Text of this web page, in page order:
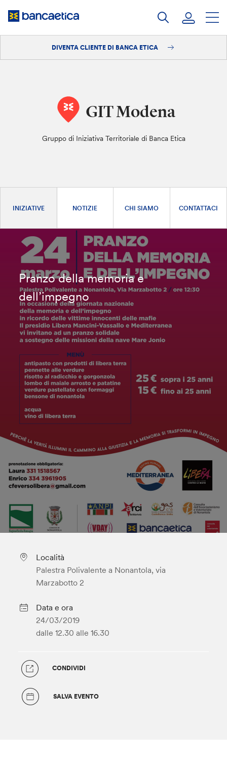
DIVENTA CLIENTE DI BANCA ETICA
GIT Modena
Gruppo di Iniziativa Territoriale di Banca Etica
INIZIATIVE NOTIZIE CHI SIAMO CONTATTACI
Pranzo della memoria e
dell’impegno
Località
Palestra Polivalente a Nonantola, via
Marzabotto 2
Data e ora
24/03/2019
dalle 12.30 alle 16.30
CONDIVIDI
SALVA EVENTO